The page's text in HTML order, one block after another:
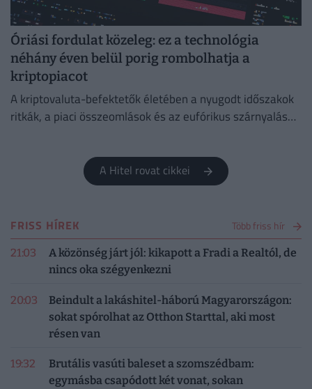
Óriási fordulat közeleg: ez a technológia
néhány éven belül porig rombolhatja a
kriptopiacot
A kriptovaluta-befektetők életében a nyugodt időszakok
ritkák, a piaci összeomlások és az eufórikus szárnyalások
A Hitel rovat cikkei
FRISS HÍREK Több friss hír
21:03
A közönség járt jól: kikapott a Fradi a Realtól, de
nincs oka szégyenkezni
20:03
Beindult a lakáshitel-háború Magyarországon:
sokat spórolhat az Otthon Starttal, aki most
résen van
19:32
Brutális vasúti baleset a szomszédbam:
egymásba csapódott két vonat, sokan